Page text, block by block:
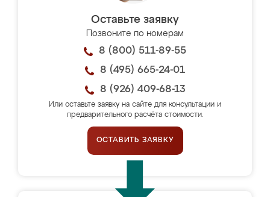
Оставьте заявку
Позвоните по номерам
8 (800) 511-89-55
8 (495) 665-24-01
8 (926) 409-68-13
Или оставьте заявку на сайте для консультации и
предварительного расчёта стоимости.
ОСТАВИТЬ ЗАЯВКУ